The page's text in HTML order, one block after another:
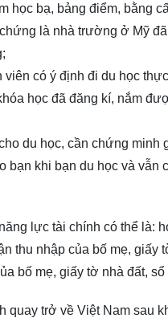
học bạ, bảng điểm, bằng
là nhà trường ở Mỹ
viên có ý định đi du học
học đã đăng kí, nắm
du học, cần chứng
khi bạn du học và vẫn
lực tài chính có thể là:
thu nhập của bố mẹ,
bố mẹ, giấy tờ nhà đất,
quay trở về Việt Nam sau